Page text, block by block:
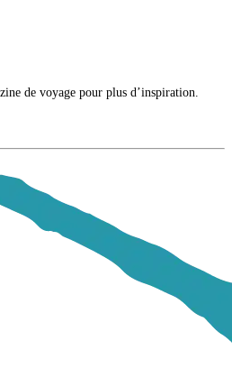
de voyage pour plus d’inspiration.